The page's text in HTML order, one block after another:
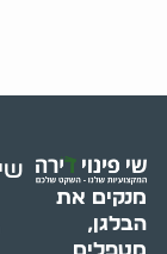
מנקים את
הבלגן,